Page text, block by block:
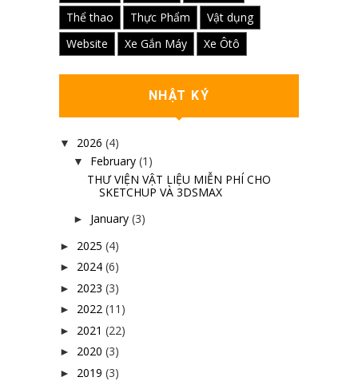
Thể thao
Thực Phẩm
Vật dụng
Website
Xe Gắn Máy Xe Ôtô
NHẬT KÝ
▼ 2026 (4)
▼ February (1)
THƯ VIỆN VẬT LIỆU MIỄN PHÍ CHO
SKETCHUP VÀ 3DSMAX
► January (3)
► 2025 (4)
► 2024 (6)
► 2023 (3)
► 2022 (11)
► 2021 (22)
► 2020 (3)
► 2019 (3)